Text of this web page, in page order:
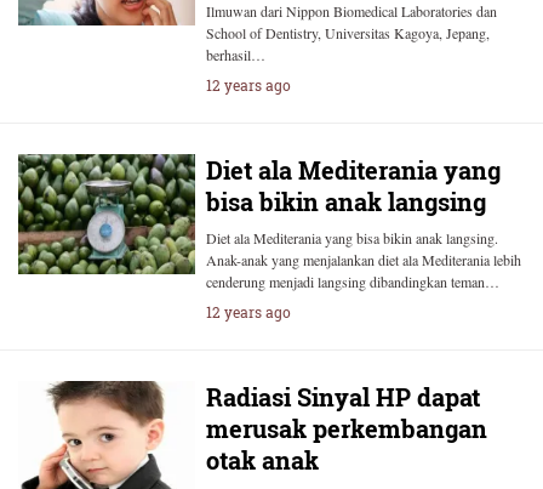
Ilmuwan dari Nippon Biomedical Laboratories dan
School of Dentistry, Universitas Kagoya, Jepang,
berhasil…
12 years ago
Diet ala Mediterania yang
bisa bikin anak langsing
Diet ala Mediterania yang bisa bikin anak langsing.
Anak-anak yang menjalankan diet ala Mediterania lebih
cenderung menjadi langsing dibandingkan teman…
12 years ago
Radiasi Sinyal HP dapat
merusak perkembangan
otak anak